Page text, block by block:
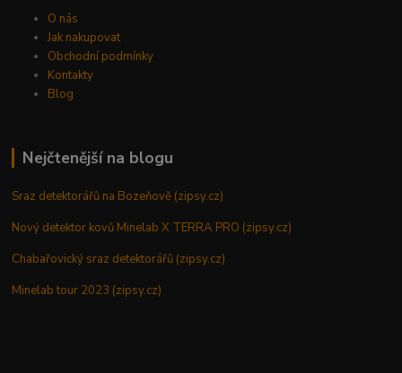
O nás
Jak nakupovat
Obchodní podmínky
Kontakty
Blog
Nejčtenější na blogu
Sraz detektorářů na Bozeňově (zipsy.cz)
Nový detektor kovů Minelab X TERRA PRO (zipsy.cz)
Chabařovický sraz detektorářů (zipsy.cz)
Minelab tour 2023 (zipsy.cz)